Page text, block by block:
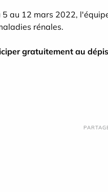
au 12 mars 2022,
rénales.
gratuitement au